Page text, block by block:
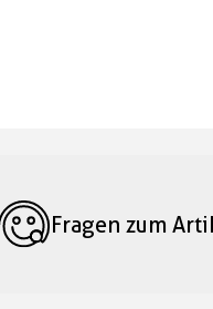
Fragen zum